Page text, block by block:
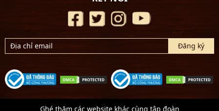
Ghé thăm các website khác cùng tập đoàn